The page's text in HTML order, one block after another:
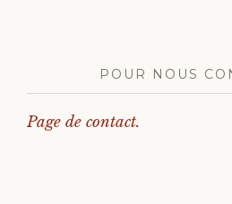
POUR NOUS
Page de contact.